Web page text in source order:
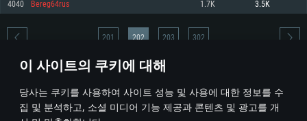
이 사이트의 쿠키에 대해
당사는 쿠키를 사용하여 사이트 성능 및 사용에 대한 정보를 수
집 및 분석하고, 소셜 미디어 기능 제공과 콘텐츠 및 광고를 개
570 혹은 그 이상
여유 저장 공간: 62.2 GB (전체 클라이언트)
네트워크: 브로드밴드 인터넷
여유 저장 공간: 62.2 GB (전체 클라이언트)
그래픽 카드: Vulkan 을 지원하고, 최신 그래픽 드라이버를 지원하는 NVIDIA
1060 (6개월 미만) 혹은 그와 동급의 성능을 가지며 최신 그래픽 드라이버를
지원하는 AMD RX 570 (6개월 미만; 최소사양 지원 해상도 720p) 이상
여유 저장 공간: 62.2 GB (전체 클라이언트)
4040 Bereg64rus 1.7K 3.5K
* 순위표는 매일 1회 갱신됩니다
201 202 203 302